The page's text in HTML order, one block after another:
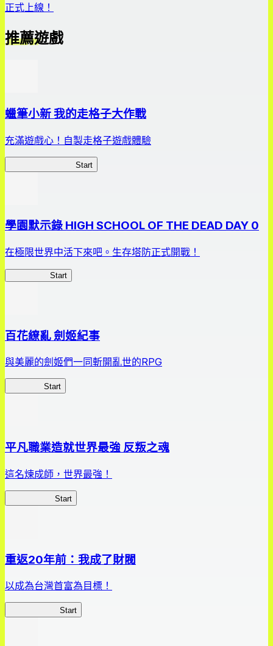
正式上線！
推薦遊戲
蠟筆小新 我的走格子大作戰
充滿遊戲心！自製走格子遊戲體驗
Start
學園默示錄 HIGH SCHOOL OF THE DEAD DAY 0
在極限世界中活下來吧。生存塔防正式開戰！
Start
百花繚亂 劍姬紀事
與美麗的劍姬們一同斬開亂世的RPG
Start
平凡職業造就世界最強 反叛之魂
這名煉成師，世界最強！
Start
重返20年前：我成了財閥
以成為台灣首富為目標！
Start